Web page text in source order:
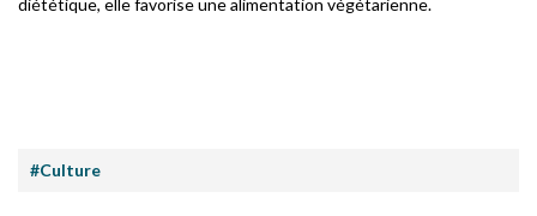
diététique, elle favorise une alimentation végétarienne.
#Culture